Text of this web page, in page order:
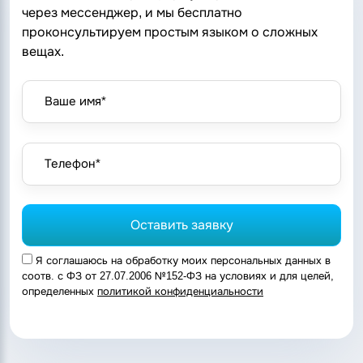
Донецкая Народная Республика
Донецк
Запорожская область
Калининградская область
Калининград
Калужская область
Камчатский край
через мессенджер, и мы бесплатно
проконсультируем простым языком о сложных
вещах.
Ваше имя*
Телефон*
Оставить заявку
Я соглашаюсь на обработку моих персональных данных в
соотв. с ФЗ от 27.07.2006 №152-ФЗ на условиях и для целей,
определенных политикой конфиденциальности